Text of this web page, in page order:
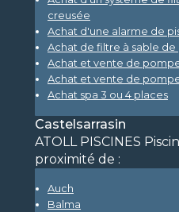
creusée
Achat d'une alarme de
Achat de filtre à sable
Achat et vente de
Achat et vente de
Achat spa 3 ou 4 places
Castelsarrasin
ATOLL PISCINES
proximité de :
Auch
Balma